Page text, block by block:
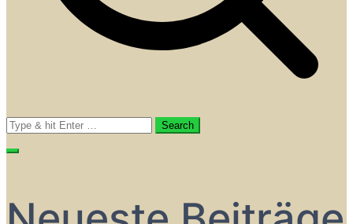
Search
for: